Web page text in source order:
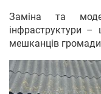
Заміна та
інфраструктури
мешканців